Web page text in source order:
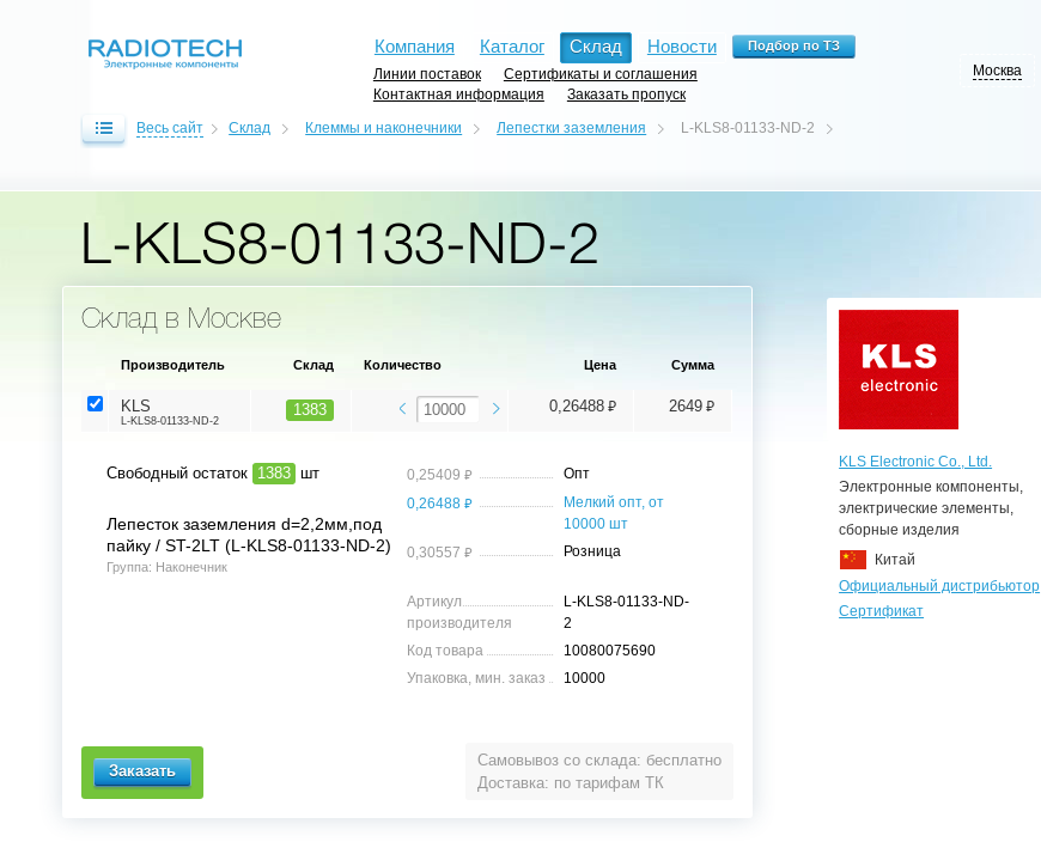
Компания Каталог Склад Новости
Линии поставок
Сертификаты и соглашения
Контактная информация
Заказать пропуск
Москва
Весь сайт Склад Клеммы и наконечники Лепестки заземления L-KLS8-01133-ND-2
L-KLS8-01133-ND-2
Склад в Москве
Самовывоз со склада: бесплатно
Доставка: по тарифам ТК
Производитель Склад Количество Цена Сумма
KLS
L-KLS8-01133-ND-2
1383 0,26488 ⃏ 2649 ⃏
Свободный остаток 1383 шт
Лепесток заземления d=2,2мм,под
пайку / ST-2LT (L-KLS8-01133-ND-2)
Группа: Наконечник
0,25409 ⃏
Опт
0,26488 ⃏
Мелкий опт, от
10000 шт
0,30557 ⃏ Розница
Артикул
производителя
L-KLS8-01133-ND-
2
Код товара
10080075690
Упаковка, мин. заказ
10000
KLS Electronic Co., Ltd.
Электронные компоненты,
электрические элементы,
сборные изделия
Китай
Официальный дистрибьютор
Сертификат